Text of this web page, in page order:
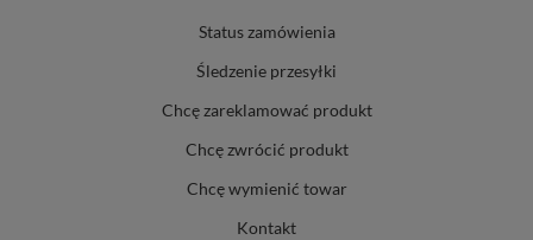
Status zamówienia
Śledzenie przesyłki
Chcę zareklamować produkt
Chcę zwrócić produkt
Chcę wymienić towar
Kontakt